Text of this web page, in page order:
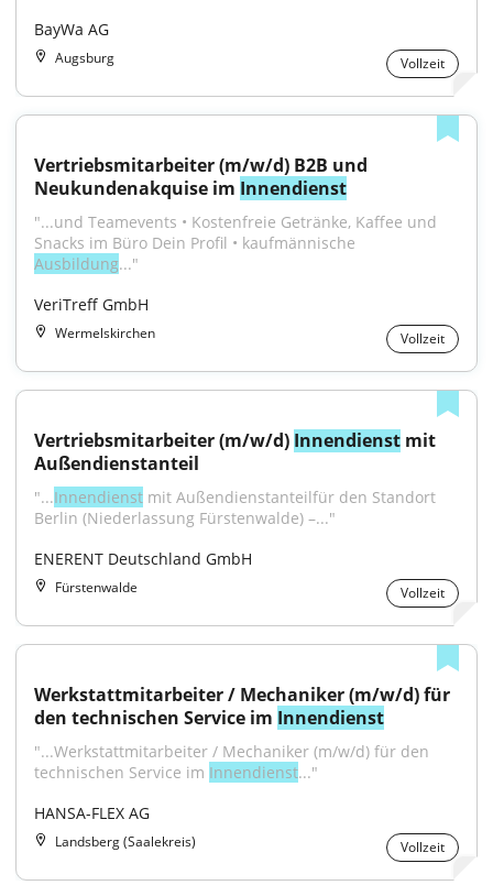
BayWa AG
Augsburg Vollzeit
Vertriebsmitarbeiter (m/w/d) B2B und
Neukundenakquise im Innendienst
"...und Teamevents • Kostenfreie Getränke, Kaffee und
Ausbildung..."
VeriTreff GmbH
Wermelskirchen Vollzeit
Vertriebsmitarbeiter (m/w/d) Innendienst mit
Außendienstanteil
"...Innendienst mit Außendienstanteilfür den Standort
Berlin (Niederlassung Fürstenwalde) –..."
ENERENT Deutschland GmbH
Fürstenwalde Vollzeit
Werkstattmitarbeiter / Mechaniker (m/w/d) für
den technischen Service im Innendienst
"...Werkstattmitarbeiter / Mechaniker (m/w/d) für den
technischen Service im Innendienst..."
HANSA-FLEX AG
Landsberg (Saalekreis) Vollzeit